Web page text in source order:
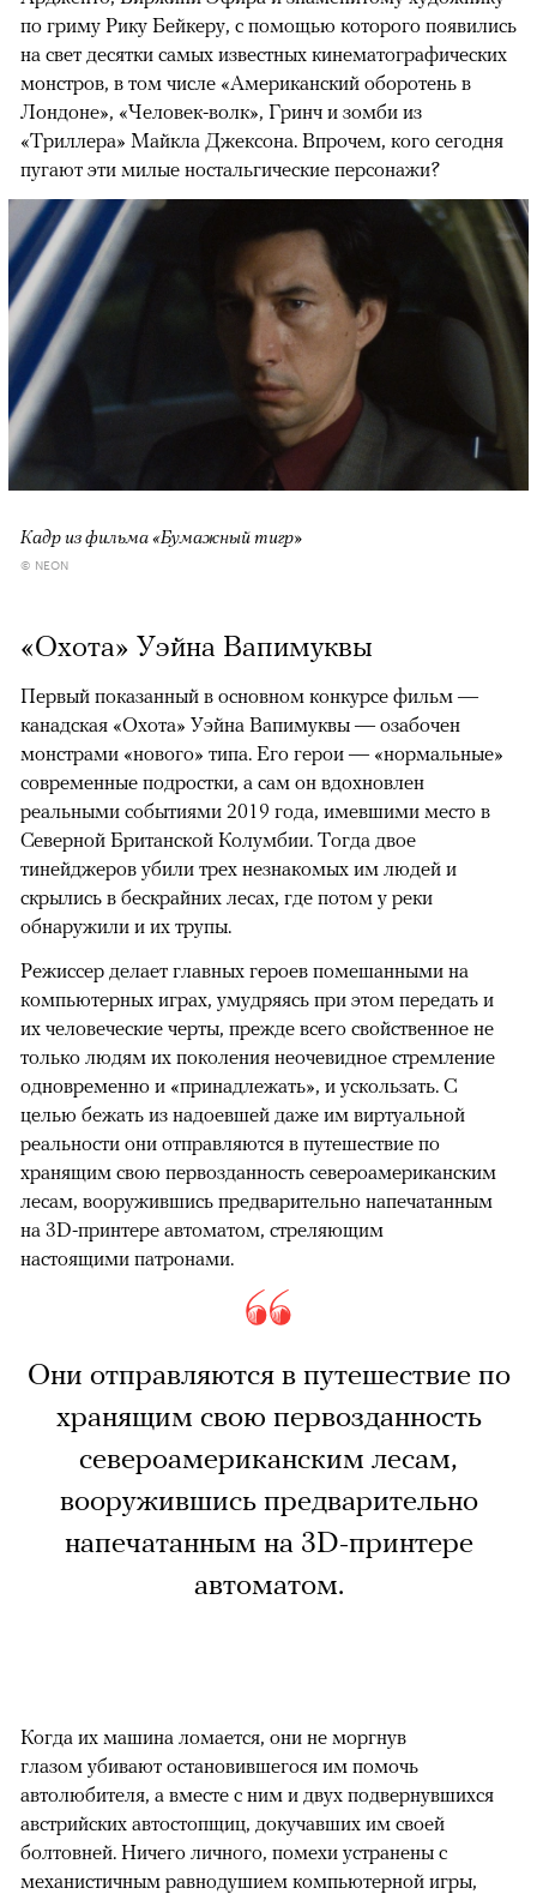
по гриму Рику Бейкеру, с помощью которого появились
на свет десятки самых известных кинематографических
монстров, в том числе «Американский оборотень в
Лондоне», «Человек-волк», Гринч и зомби из
«Триллера» Майкла Джексона. Впрочем, кого сегодня
пугают эти милые ностальгические персонажи?
Кадр из фильма «Бумажный тигр»
© NEON
«Охота» Уэйна Вапимуквы
Первый показанный в основном конкурсе фильм —
канадская «Охота» Уэйна Вапимуквы — озабочен
монстрами «нового» типа. Его герои — «нормальные»
современные подростки, а сам он вдохновлен
реальными событиями 2019 года, имевшими место в
Северной Британской Колумбии. Тогда двое
тинейджеров убили трех незнакомых им людей и
скрылись в бескрайних лесах, где потом у реки
обнаружили и их трупы.
Режиссер делает главных героев помешанными на
компьютерных играх, умудряясь при этом передать и
их человеческие черты, прежде всего свойственное не
только людям их поколения неочевидное стремление
одновременно и «принадлежать», и ускользать. С
целью бежать из надоевшей даже им виртуальной
реальности они отправляются в путешествие по
хранящим свою первозданность североамериканским
лесам, вооружившись предварительно напечатанным
на 3D-принтере автоматом, стреляющим
настоящими патронами.
Они отправляются в путешествие по
хранящим свою первозданность
североамериканским лесам,
вооружившись предварительно
напечатанным на 3D-принтере
автоматом.
Когда их машина ломается, они не моргнув
глазом убивают остановившегося им помочь
автолюбителя, а вместе с ним и двух подвернувшихся
австрийских автостопщиц, докучавших им своей
болтовней. Ничего личного, помехи устранены с
механистичным равнодушием компьютерной игры,